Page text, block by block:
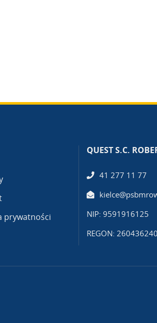
prywatności
QUEST S.C.
41 277 11 77
NIP: 9591916125
REGON: 260436240